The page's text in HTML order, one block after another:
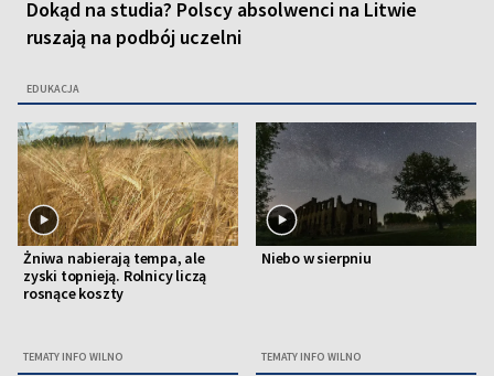
Dokąd na studia? Polscy absolwenci na Litwie
ruszają na podbój uczelni
EDUKACJA
Żniwa nabierają tempa, ale
zyski topnieją. Rolnicy liczą
rosnące koszty
TEMATY INFO WILNO
Niebo w sierpniu
TEMATY INFO WILNO